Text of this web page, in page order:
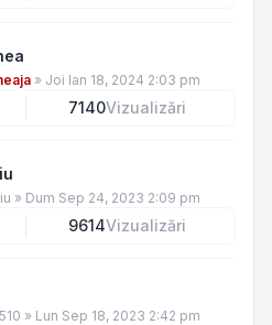
» Joi Ian 18, 2024 2:03 pm
7140Vizualizări
» Dum Sep 24, 2023 2:09 pm
9614Vizualizări
» Lun Sep 18, 2023 2:42 pm